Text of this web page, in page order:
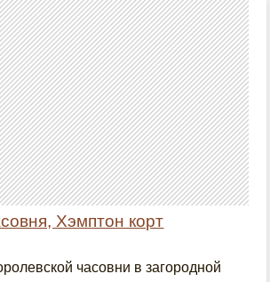
Хэмптон корт
часовни в загородной